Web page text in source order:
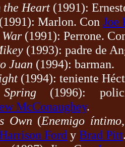
the Heart (1991):
Marlon. Con Joe
(1991): Perrone.
(1993): padre de
Juan (1994): barman.
(1994): teniente
(1996):
McConaughey.
Own (Enemigo íntimo
Ford y Brad Pitt